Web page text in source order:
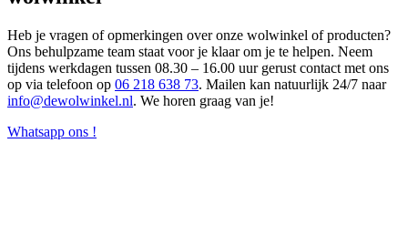
Heb je vragen of opmerkingen over onze wolwinkel of producten?
Ons behulpzame team staat voor je klaar om je te helpen. Neem
tijdens werkdagen tussen 08.30 – 16.00 uur gerust contact met ons
op via telefoon op 06 218 638 73. Mailen kan natuurlijk 24/7 naar
info@dewolwinkel.nl. We horen graag van je!
Whatsapp ons !